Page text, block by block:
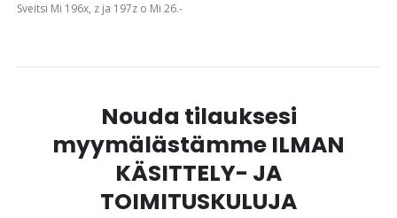
Sveitsi Mi 196x, z ja 197z o Mi 26.-
Nouda tilauksesi
myymälästämme ILMAN
KÄSITTELY- JA
TOIMITUSKULUJA